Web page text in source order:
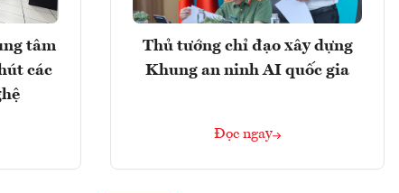
tâm
các
Thủ tướng chỉ đạo xây dựng
Khung an ninh AI quốc gia
Đọc ngay